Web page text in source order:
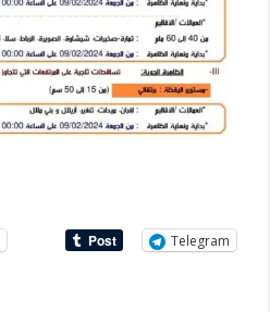
Telegram